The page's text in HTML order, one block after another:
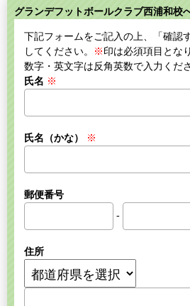
グランデフットボールクラブ西浦和校
下記フォームをご記入の上、「確認
してください。
※ 印は必須項目とな
数字・英文字は反角英数で入力くださ
氏名 ※
氏名（かな） ※
郵便番号
-
住所